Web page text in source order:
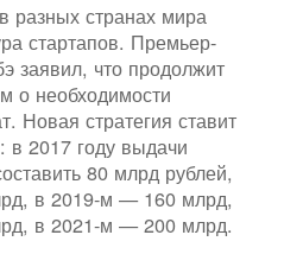
разных странах мира
стартапов. Премьер-
заявил, что продолжит
о необходимости
Новая стратегия ставит
2017 году выдачи
80 млрд рублей,
в 2019-м — 160 млрд,
в 2021-м — 200 млрд.